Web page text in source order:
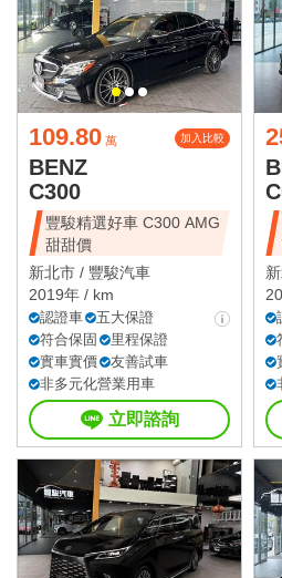
109.80 萬 加入比較
BENZ
C300
豐駿精選好車 C300 AMG
甜甜價
新北市 / 豐駿汽車
2019年 / km
認證車
五大保證
符合保固
里程保證
實車實價
友善試車
非多元化營業用車
立即諮詢